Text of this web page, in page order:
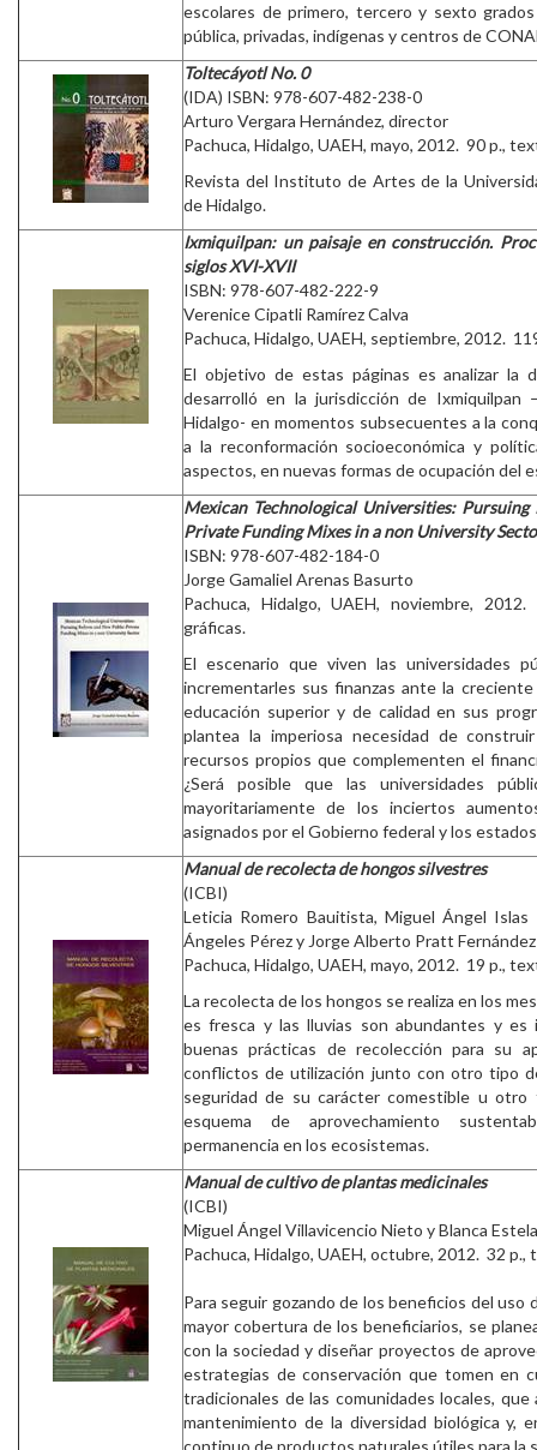
escolares de primero, tercero y sexto
pública, privadas, indígenas y centros de
Toltecáyotl No. 0
(IDA) ISBN: 978-607-482-238-0
Arturo Vergara Hernández, director
Pachuca, Hidalgo, UAEH, mayo, 2012. 90 p.,
Revista del Instituto de Artes de la
de Hidalgo.
Ixmiquilpan: un paisaje en construcción.
siglos XVI-XVII
ISBN: 978-607-482-222-9
Verenice Cipatli Ramírez Calva
Pachuca, Hidalgo, UAEH, septiembre, 2012.
El objetivo de estas páginas es analizar la
desarrolló en la jurisdicción de Ixmiquilpan
Hidalgo- en momentos subsecuentes a la
a la reconformación socioeconómica y
aspectos, en nuevas formas de ocupación del
Mexican Technological Universities:
Private Funding Mixes in a non University
ISBN: 978-607-482-184-0
Jorge Gamaliel Arenas Basurto
Pachuca, Hidalgo, UAEH, noviembre,
gráficas.
El escenario que viven las universidades
incrementarles sus finanzas ante la
educación superior y de calidad en sus
plantea la imperiosa necesidad de
recursos propios que complementen el
¿Será posible que las universidades
mayoritariamente de los inciertos
asignados por el Gobierno federal y los
Manual de recolecta de hongos silvestres
(ICBI)
Leticia Romero Bauitista, Miguel Ángel Islas
Ángeles Pérez y Jorge Alberto Pratt Fernández
Pachuca, Hidalgo, UAEH, mayo, 2012. 19 p.,
La recolecta de los hongos se realiza en los
es fresca y las lluvias son abundantes y es
buenas prácticas de recolección para su
conflictos de utilización junto con otro tipo
seguridad de su carácter comestible u
esquema de aprovechamiento
permanencia en los ecosistemas.
Manual de cultivo de plantas medicinales
(ICBI)
Miguel Ángel Villavicencio Nieto y Blanca
Pachuca, Hidalgo, UAEH, octubre, 2012. 32 p.,
Para seguir gozando de los beneficios del uso
mayor cobertura de los beneficiarios, se
con la sociedad y diseñar proyectos de
estrategias de conservación que tomen en
tradicionales de las comunidades locales, que
mantenimiento de la diversidad biológica y,
continuo de productos naturales útiles para la